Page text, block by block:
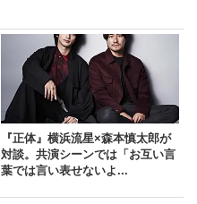
『正体』横浜流星×森本慎太郎が
対談。共演シーンでは「お互い言
葉では言い表せないよ...